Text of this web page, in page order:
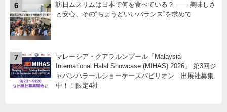
6
訪日ムスリムは日本で何を食べている？ ――美味しさ
と安心、その“ちょうどいいバランス”を求めて
7
マレーシア・クアラルンプール「Malaysia
International Halal Showcase (MIHAS) 2026」 第3回ジ
ャパンハラールショーケースパビリオン 出展社募集
中！！限定4社